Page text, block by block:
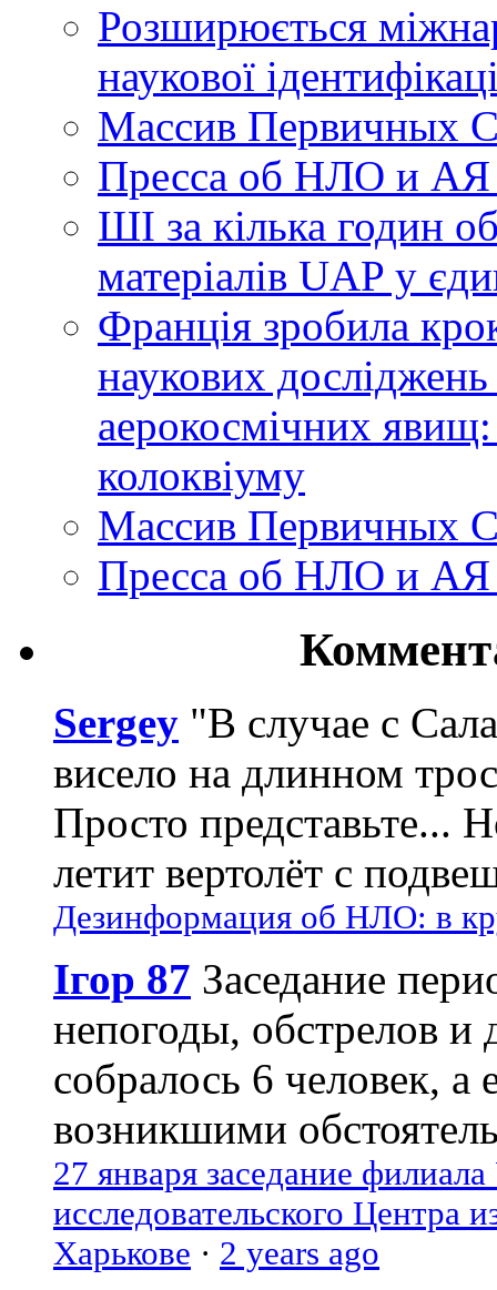
Розширюється
наукової
Массив Первичных
Пресса об НЛО и
ШІ за кілька годин
матеріалів UAP у
Франція зробила
наукових
аерокосмічних
колоквіуму
Массив Первичных
Пресса об НЛО и
Sergey "В случае с
висело на длинном
Просто представьте...
летит вертолёт с
Дезинформация об НЛО: в
Ігор 87 Заседание
непогоды, обстрелов и
собралось 6 человек, а
возникшими
27 января заседание
исследовательского Центра
Харькове · 2 years ago